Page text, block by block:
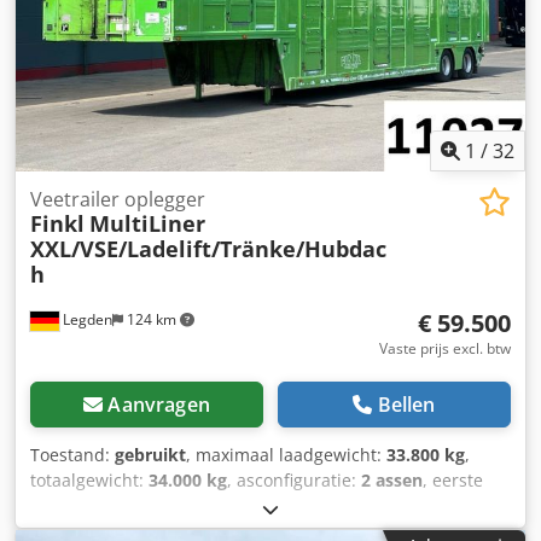
1 /32
Legden 124 km
Veetrailer oplegger
Finkl MultiLiner
XXL/VSE/Ladelift/Tränke/Hubdac
h
€ 59.500
Vaste prijs excl. btw
Aanvragen Bellen
Toestand: gebruikt, maximaal laadgewicht: 33.800 kg,
totaalgewicht: 34.000 kg, asconfiguratie: 2 assen, eerste
, volgende keuring (TÜV):
laadruimte inhoud:95 m³, totale breedte:2.550 mm, totale